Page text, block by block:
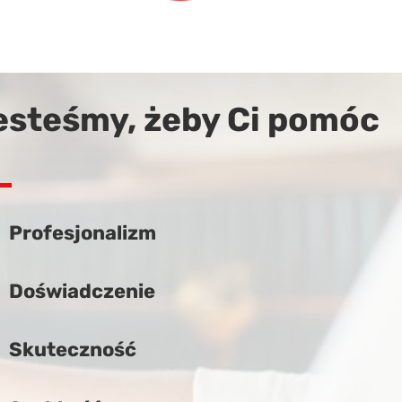
żeby Ci pomóc
Profesjonalizm
Doświadczenie
Skuteczność